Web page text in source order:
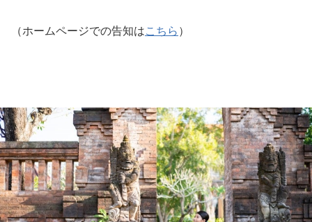
（ホームページでの告知はこちら ）